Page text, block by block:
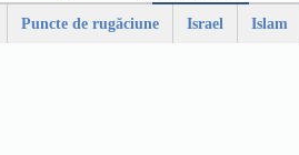
Puncte de rugăciune Israel Islam